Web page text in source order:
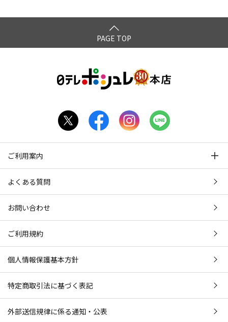
PAGE TOP
ご利用案内
よくある質問
お問い合わせ
ご利用規約
個人情報保護基本方針
特定商取引法に基づく表記
外部送信規律に係る通知・公表